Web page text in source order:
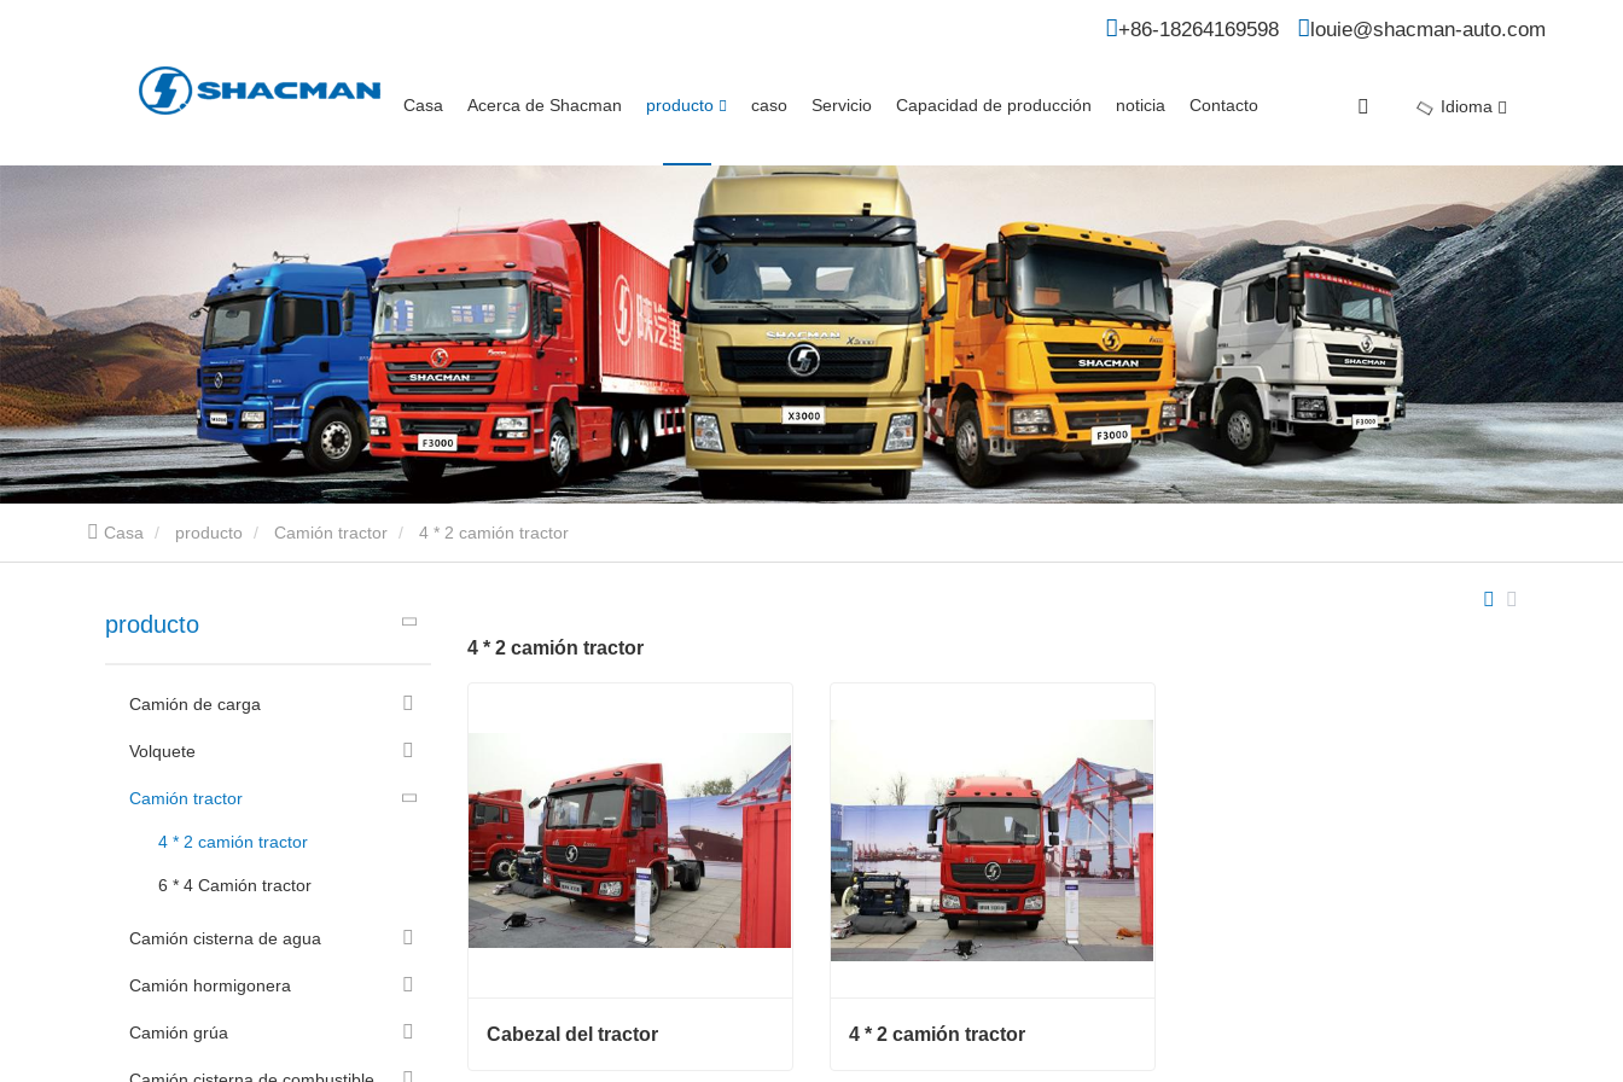
+86-18264169598 louie@shacman-auto.com
Casa Acerca de Shacman producto caso Servicio Capacidad de producción noticia Contacto Idioma
Casa producto Camión tractor 4 * 2 camión tractor
producto
Camión de carga
Volquete
Camión tractor
4 * 2 camión tractor
6 * 4 Camión tractor
Camión cisterna de agua
Camión hormigonera
Camión grúa
4 * 2 camión tractor
Cabezal del tractor 4 * 2 camión tractor